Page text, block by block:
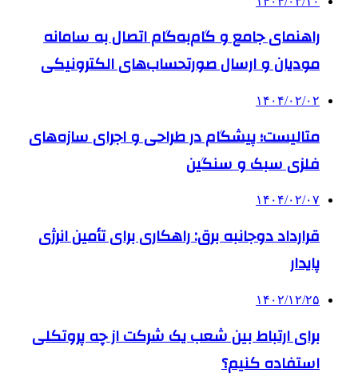
راهنمای جامع و گام‌به‌گام اتصال به سامانه
مودیان و ارسال صورتحساب‌های الکترونیکی
۱۴۰۴/۰۲/۰۲
متالیست؛ پیشگام در طراحی و اجرای سازه‌های
فلزی سبک و سنگین
۱۴۰۴/۰۲/۰۷
قرارداد دوجانبه برق: راهکاری برای تأمین انرژی
پایدار
۱۴۰۲/۱۲/۲۵
برای ارتباط بین شعب یک شرکت از چه پروتکلی
استفاده کنیم؟